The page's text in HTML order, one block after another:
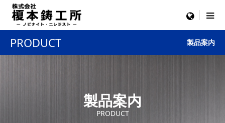
menu
PRODUCT 製品案内
製品案内
PRODUCT